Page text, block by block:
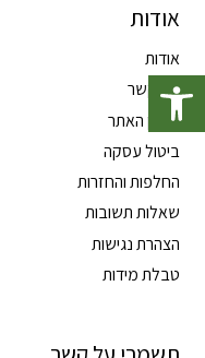
פתח סרגל נגישות
אודות
אודות
צרו קשר
תקנון האתר
ביטול עסקה
החלפות והחזרות
שאלות תשובות
הצהרת נגישות
טבלת מידות